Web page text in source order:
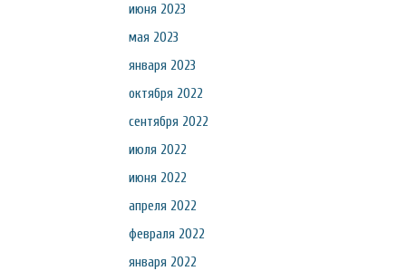
июня 2023
мая 2023
января 2023
октября 2022
сентября 2022
июля 2022
июня 2022
апреля 2022
февраля 2022
января 2022